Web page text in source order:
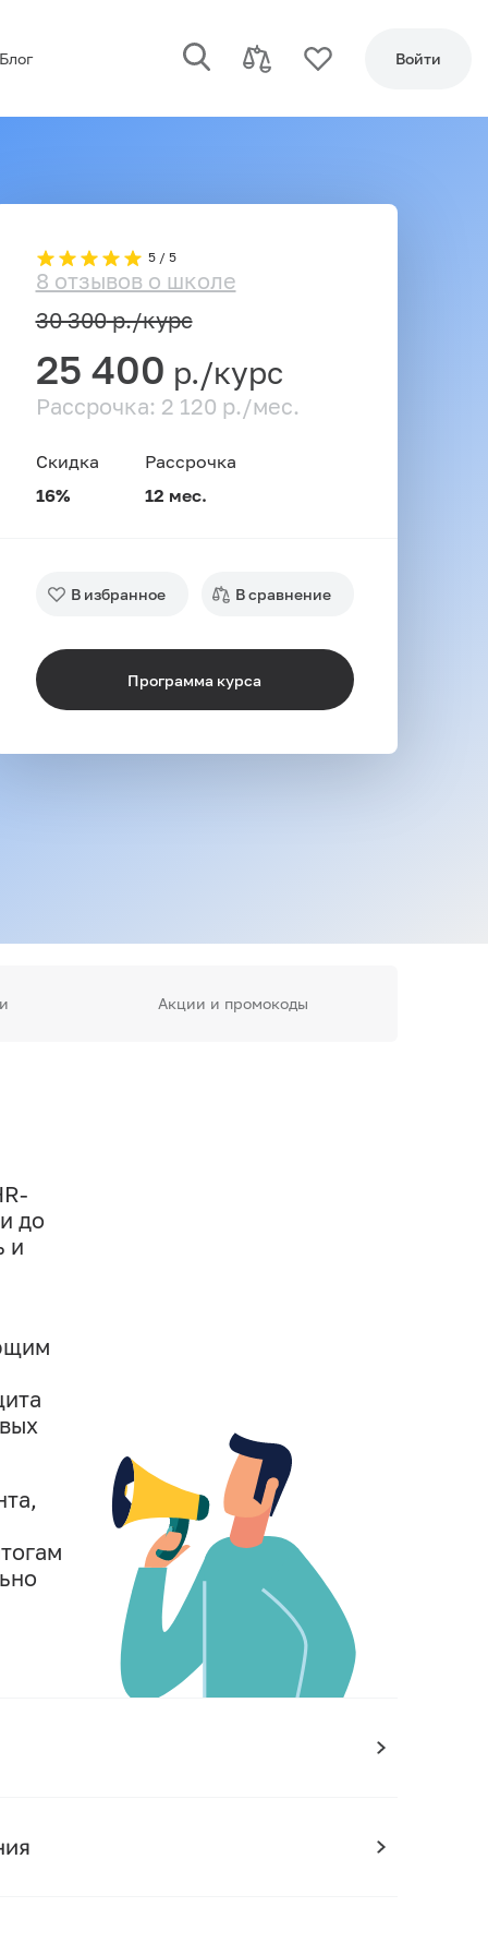
Блог Войти
5 / 5
8 отзывов о школе
30 300р./курс
25 400 р./курс
Рассрочка: 2 120 р./мес.
Скидка
16%
Рассрочка
12 мес.
В избранное В сравнение
Программа курса
Акции и промокоды
до
и